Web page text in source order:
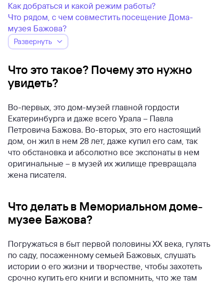
Как добраться и какой режим работы?
Что рядом, с чем совместить посещение Дома-
музея Бажова?
Развернуть
Что это такое? Почему это нужно
увидеть?
Во-первых, это дом-музей главной гордости
Екатеринбурга и даже всего Урала – Павла
Петровича Бажова. Во-вторых, это его настоящий
дом, он жил в нем 28 лет, даже купил его сам, так
что обстановка и абсолютно все экспонаты в нем
оригинальные – в музей их жилище превращала
жена писателя.
Что делать в Мемориальном доме-
музее Бажова?
Погружаться в быт первой половины XX века, гулять
по саду, посаженному семьей Бажовых, слушать
истории о его жизни и творчестве, чтобы захотеть
срочно купить его книги и вспомнить, что же там